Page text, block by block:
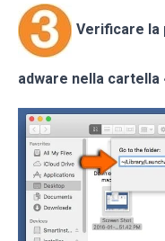
Verificare la
adware nella cartella